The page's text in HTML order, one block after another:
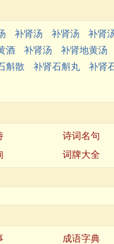
补肾汤 补肾汤 补肾
酒 补肾汤 补肾地黄汤
斛散 补肾石斛丸 补肾
诗词名句
词牌大全
成语字典